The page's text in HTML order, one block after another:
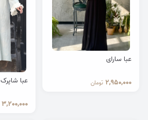
عبا سارای
2,950,000 تومان عبا شاپرک
3,200,000